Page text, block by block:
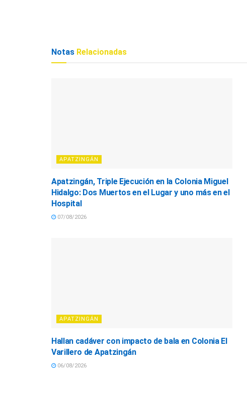
Notas Relacionadas
APATZINGÁN
Apatzingán, Triple Ejecución en la Colonia Miguel
Hidalgo: Dos Muertos en el Lugar y uno más en el
Hospital
07/08/2026
APATZINGÁN
Hallan cadáver con impacto de bala en Colonia El
Varillero de Apatzingán
06/08/2026